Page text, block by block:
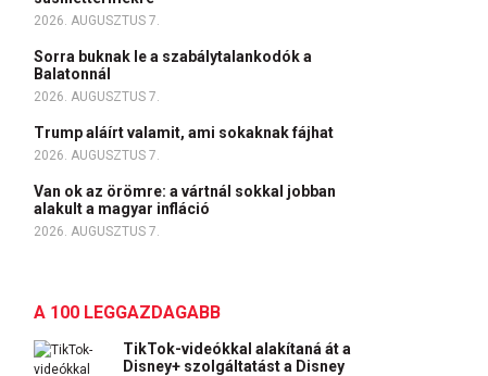
2026. AUGUSZTUS 7.
Sorra buknak le a szabálytalankodók a
Balatonnál
2026. AUGUSZTUS 7.
Trump aláírt valamit, ami sokaknak fájhat
2026. AUGUSZTUS 7.
Van ok az örömre: a vártnál sokkal jobban
alakult a magyar infláció
2026. AUGUSZTUS 7.
A 100 LEGGAZDAGABB
TikTok-videókkal alakítaná át a
Disney+ szolgáltatást a Disney